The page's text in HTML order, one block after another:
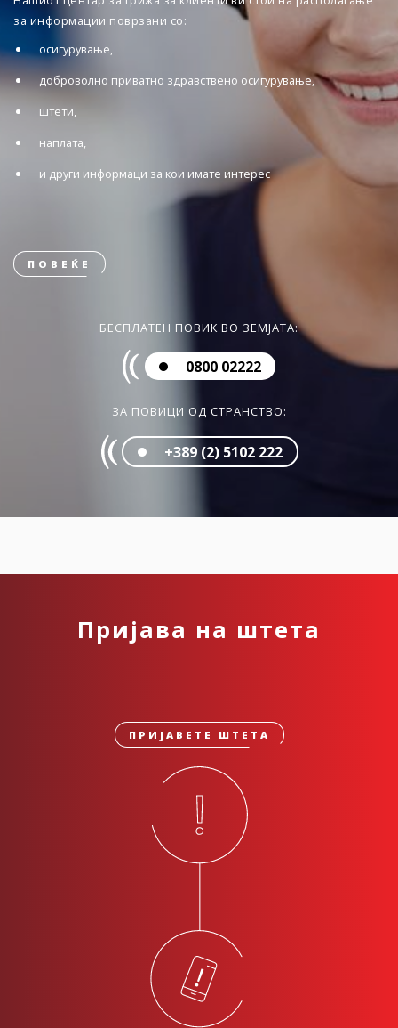
за информации поврзани со:
осигурување,
доброволно приватно здравствено осигурување,
штети,
наплата,
и други информаци за кои имате интерес
ПОВЕЌЕ
БЕСПЛАТЕН ПОВИК ВО ЗЕМЈАТА:
0800 02222
ЗА ПОВИЦИ ОД СТРАНСТВО:
+389 (2) 5102 222
Пријава на штета
ПРИЈАВЕТЕ ШТЕТА